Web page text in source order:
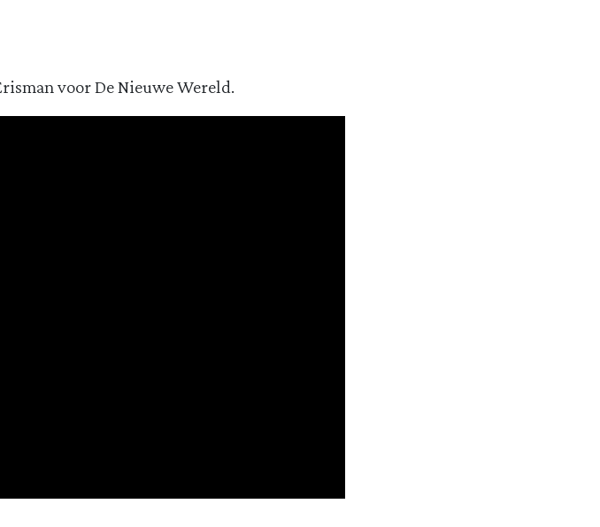
voor De Nieuwe Wereld.